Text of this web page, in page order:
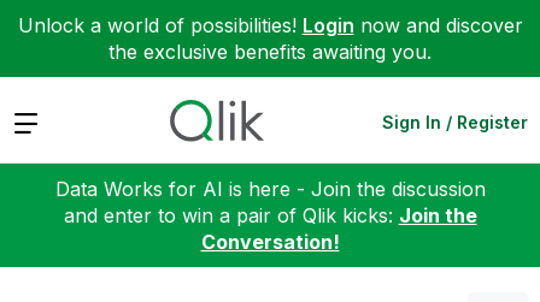
Unlock a world of possibilities! Login now and discover
the exclusive benefits awaiting you.
Expand Sign In / Register
Data Works for AI is here - Join the discussion
and enter to win a pair of Qlik kicks: Join the
Conversation!